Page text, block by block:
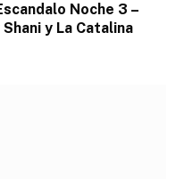
Noche 3 –
y La Catalina